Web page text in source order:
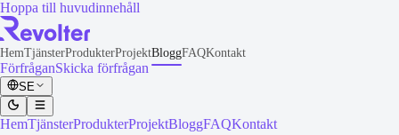
Hoppa till huvudinnehåll
HemTjänsterProdukterProjektBloggFAQKontakt
FörfråganSkicka förfrågan
SE
HemTjänsterProdukterProjektBloggFAQKontakt